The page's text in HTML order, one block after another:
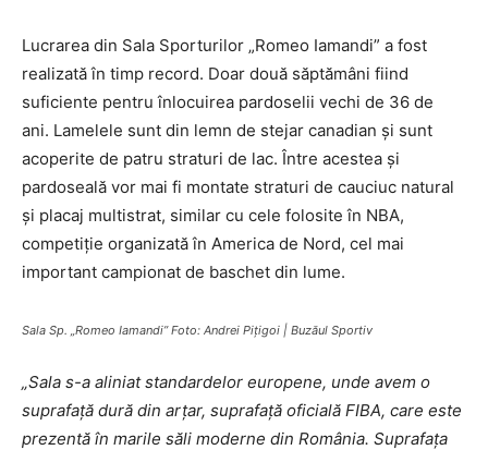
Lucrarea din Sala Sporturilor „Romeo Iamandi” a fost
realizată în timp record. Doar două săptămâni fiind
suficiente pentru înlocuirea pardoselii vechi de 36 de
ani. Lamelele sunt din lemn de stejar canadian şi sunt
acoperite de patru straturi de lac. Între acestea şi
pardoseală vor mai fi montate straturi de cauciuc natural
şi placaj multistrat, similar cu cele folosite în NBA,
competiţie organizată în America de Nord, cel mai
important campionat de baschet din lume.
Sala Sp. „Romeo Iamandi” Foto: Andrei Piţigoi | Buzăul Sportiv
„Sala s-a aliniat standardelor europene, unde avem o
suprafaţă dură din arţar, suprafaţă oficială FIBA, care este
prezentă în marile săli moderne din România. Suprafaţa